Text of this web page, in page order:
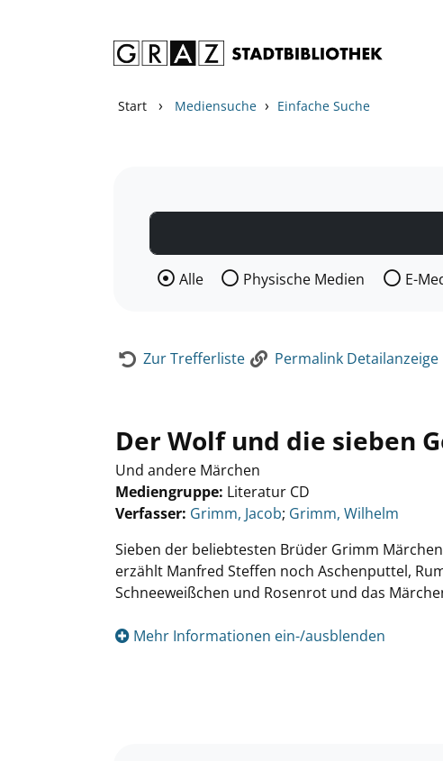
Start › Mediensuche › Einfache Suche
Wählen Sie die Medienart nach der Sie
Alle Physische Medien E-
Zur Trefferliste Permalink Detailanzeige
Der Wolf und die sieben
Und andere Märchen
Mediengruppe: Literatur CD
Verfasser: Suche nach diesem Verfasser
Grimm, Jacob; Grimm, Wilhelm
Sieben der beliebtesten Brüder Grimm
erzählt Manfred Steffen noch Aschenputtel,
Schneeweißchen und Rosenrot und das
Mehr Informationen ein-/ausblenden